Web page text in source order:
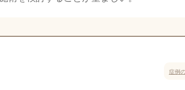
症例